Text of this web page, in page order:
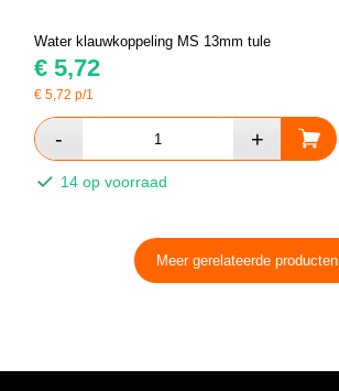
Water klauwkoppeling MS 13mm tule
€ 5,72
€5,72 p/1
14 op voorraad
Meer gerelateerde producten